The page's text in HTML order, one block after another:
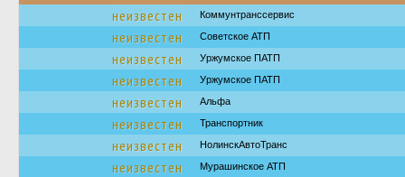
неизвестен Коммунтранссервис
неизвестен Советское АТП
неизвестен Уржумское ПАТП
неизвестен Уржумское ПАТП
неизвестен Альфа
неизвестен Транспортник
неизвестен НолинскАвтоТранс
неизвестен Мурашинское АТП